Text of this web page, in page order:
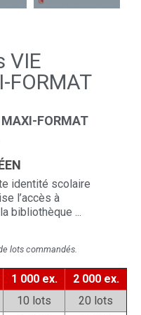
VIE
FORMAT
FORMAT
identité scolaire
l’accès à
bibliothèque ...
lots commandés.
1 000 ex.
2 000 ex.
10 lots
20 lots